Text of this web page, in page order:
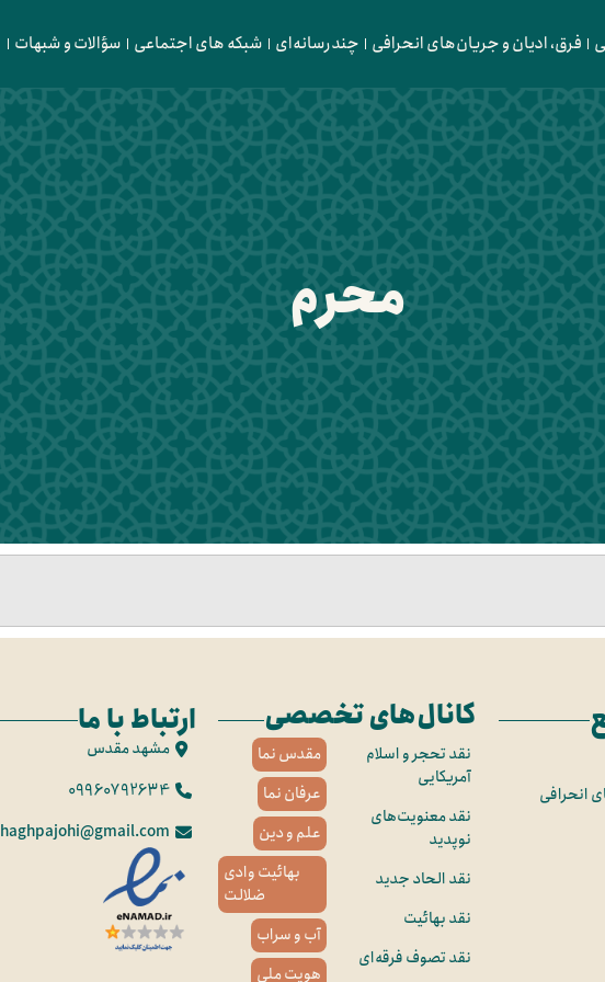
فرق، ادیان و جریان‌های انحرافی چندرسانه‌ای شبکه های اجتماعی سؤالات و شبهات
محرم
انحرافی
کانال‌های تخصصی
نقد تحجر و اسلام
آمریکایی
نقد معنویت‌های
نوپدید
نقد الحاد جدید
نقد بهائیت
نقد تصوف فرقه‌ای
مقدس نما
عرفان نما
علم و دین
بهائیت وادی
ضلالت
آب و سراب
هویت ملی
ارتباط با ما
مشهد مقدس
09960792634
haghpajohi@gmail.com